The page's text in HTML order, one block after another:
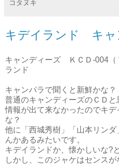
コタヌキ
キデイランド キャ
キャンディーズ ＫＣＤ-004
ランド
キャンパラで聞くと新鮮かな？
普通のキャンディーズのＣＤ
情報が出て来なかったのでキ
な？
他に「西城秀樹」「山本リン
んかあるみたいです。
キデイランドか、懐かしいな?と
しかし、このジャケはセンス